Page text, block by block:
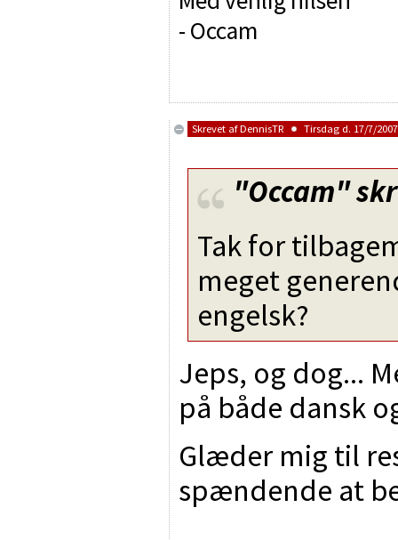
- Occam
Skrevet afDennisTR Tirsdag d. 17/7/
"Occam"
Tak for
meget
engelsk?
Jeps, og dog...
på både dansk
Glæder mig til
spændende at